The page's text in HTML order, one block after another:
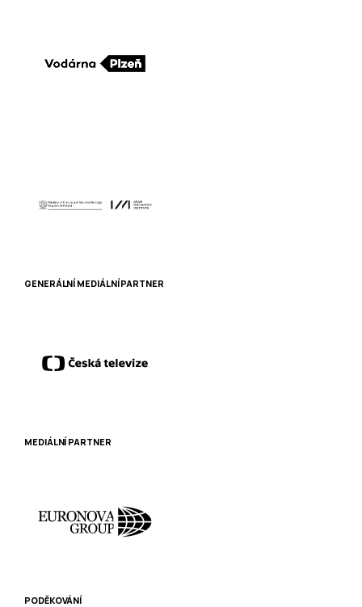
GENERÁLNÍ MEDIÁLNÍ PARTNER
MEDIÁLNÍ PARTNER
PODĚKOVÁNÍ